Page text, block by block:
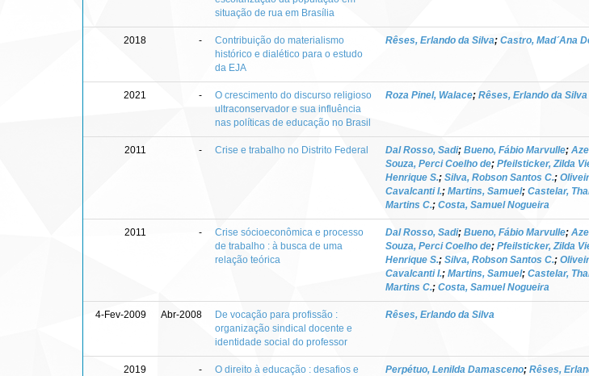
situação de rua em Brasília
2018 -
Contribuição do materialismo
histórico e dialético para o estudo
da EJA
Rêses, Erlando da Silva; Castro, Mad´Ana
2021 -
O crescimento do discurso religioso
ultraconservador e sua influência
nas políticas de educação no Brasil
Roza Pinel, Walace; Rêses, Erlando da Silva
2011 - Crise e trabalho no Distrito Federal Dal Rosso, Sadi; Bueno, Fábio Marvulle;
Souza, Perci Coelho de; Pfeilsticker, Zilda
Henrique S.; Silva, Robson Santos C.;
Cavalcanti I.; Martins, Samuel; Castelar,
Martins C.; Costa, Samuel Nogueira
2011 -
Crise sócioeconômica e processo
de trabalho : à busca de uma
relação teórica
Dal Rosso, Sadi; Bueno, Fábio Marvulle;
Souza, Perci Coelho de; Pfeilsticker, Zilda
Henrique S.; Silva, Robson Santos C.;
Cavalcanti I.; Martins, Samuel; Castelar,
Martins C.; Costa, Samuel Nogueira
4-Fev-2009 Abr-2008
De vocação para profissão :
organização sindical docente e
identidade social do professor
Rêses, Erlando da Silva
2019 -
O direito à educação : desafios e
Perpétuo, Lenilda Damasceno; Rêses,